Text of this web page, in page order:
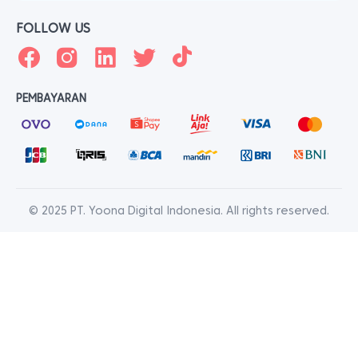
FOLLOW US
PEMBAYARAN
© 2025 PT. Yoona Digital Indonesia. All rights reserved.